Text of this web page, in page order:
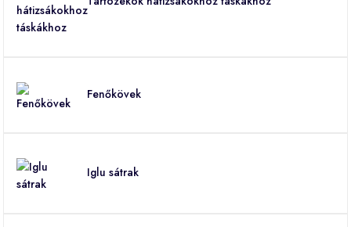
Fenőkövek
Iglu sátrak